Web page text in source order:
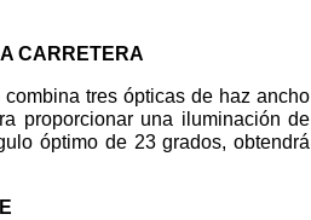
CARRETERA
tres ópticas de haz ancho
proporcionar una iluminación de
óptimo de 23 grados, obtendrá